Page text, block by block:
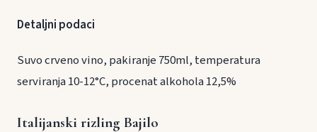
Detaljni podaci
Suvo crveno vino, pakiranje 750ml, temperatura
serviranja 10-12°C, procenat alkohola 12,5%
Italijanski rizling Bajilo